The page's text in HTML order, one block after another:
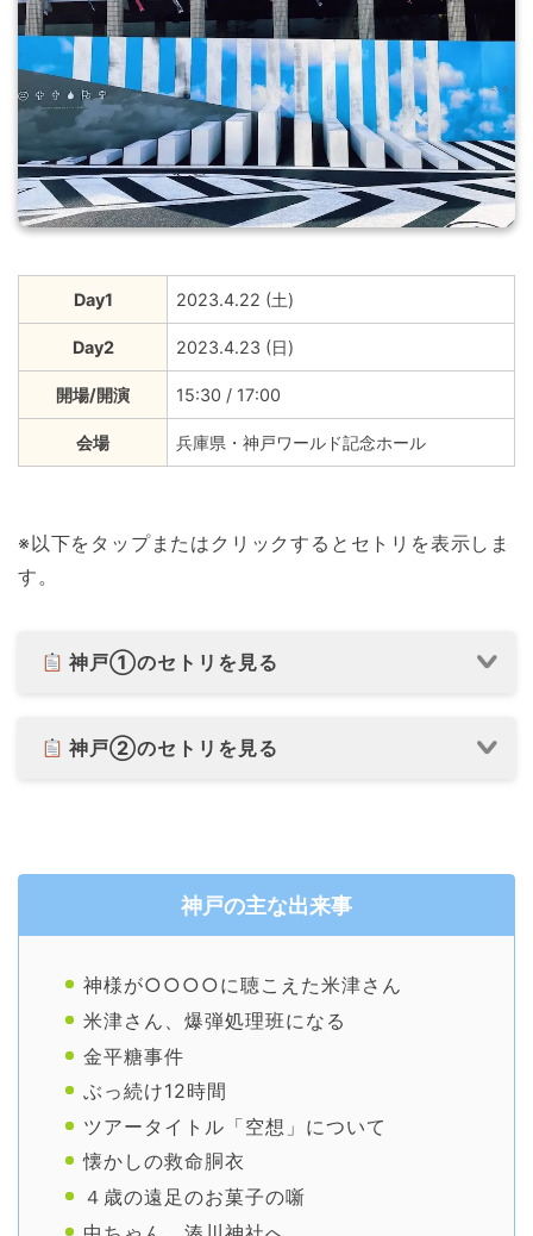
Day1 2023.4.22 (土)
Day2 2023.4.23 (日)
開場/開演 15:30 / 17:00
会場 兵庫県・神戸ワールド記念ホール
※以下をタップまたはクリックするとセトリを表示しま
す。
神戸①のセトリを見る
神戸②のセトリを見る
神戸の主な出来事
神様が○○○○に聴こえた米津さん
米津さん、爆弾処理班になる
金平糖事件
ぶっ続け12時間
ツアータイトル「空想」について
懐かしの救命胴衣
４歳の遠足のお菓子の噺